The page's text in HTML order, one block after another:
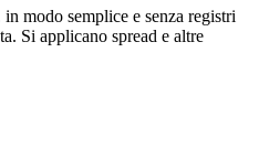
modo semplice e senza registri
Si applicano spread e altre